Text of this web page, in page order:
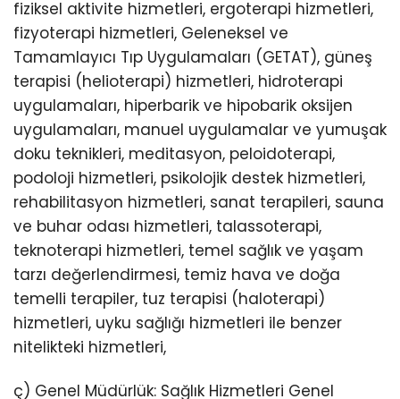
fiziksel aktivite hizmetleri, ergoterapi hizmetleri,
fizyoterapi hizmetleri, Geleneksel ve
Tamamlayıcı Tıp Uygulamaları (GETAT), güneş
terapisi (helioterapi) hizmetleri, hidroterapi
uygulamaları, hiperbarik ve hipobarik oksijen
uygulamaları, manuel uygulamalar ve yumuşak
doku teknikleri, meditasyon, peloidoterapi,
podoloji hizmetleri, psikolojik destek hizmetleri,
rehabilitasyon hizmetleri, sanat terapileri, sauna
ve buhar odası hizmetleri, talassoterapi,
teknoterapi hizmetleri, temel sağlık ve yaşam
tarzı değerlendirmesi, temiz hava ve doğa
temelli terapiler, tuz terapisi (haloterapi)
hizmetleri, uyku sağlığı hizmetleri ile benzer
nitelikteki hizmetleri,
ç) Genel Müdürlük: Sağlık Hizmetleri Genel